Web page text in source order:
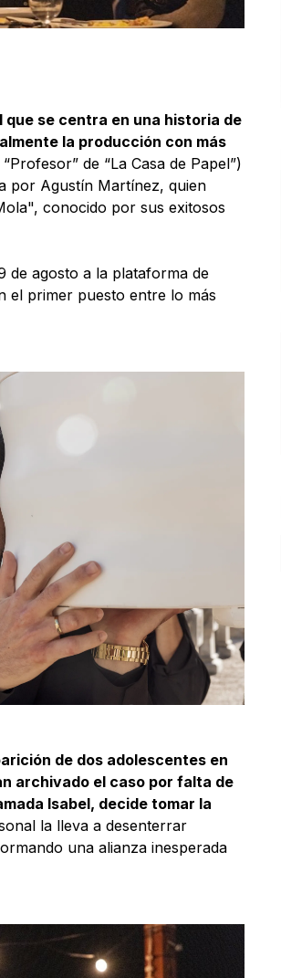
se centra en una historia de
la producción con más
de “La Casa de Papel”)
por Agustín Martínez, quien
conocido por sus exitosos
de agosto a la plataforma de
el primer puesto entre lo más
de dos adolescentes en
archivado el caso por falta de
Isabel, decide tomar la
la lleva a desenterrar
una alianza inesperada